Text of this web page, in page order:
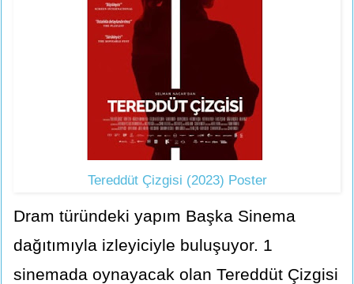
Tereddüt Çizgisi (2023) Poster
Dram türündeki yapım Başka Sinema
dağıtımıyla izleyiciyle buluşuyor. 1
sinemada oynayacak olan Tereddüt Çizgisi